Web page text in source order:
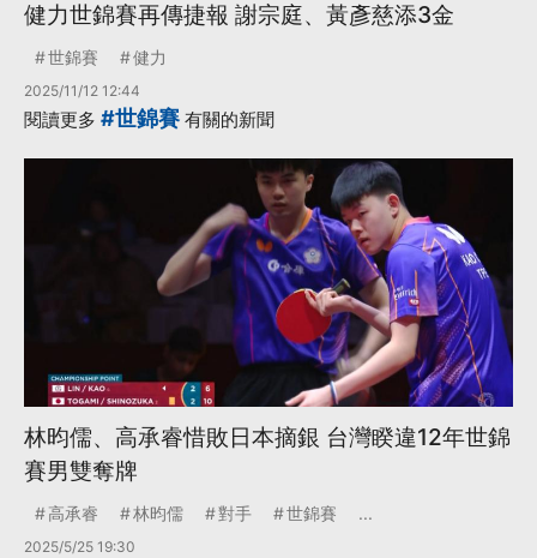
健力世錦賽再傳捷報 謝宗庭、黃彥慈添3金
世錦賽 健力
2025/11/12 12:44
閱讀更多 #世錦賽 有關的新聞
林昀儒、高承睿惜敗日本摘銀 台灣睽違12年世錦
賽男雙奪牌
高承睿 林昀儒 對手 世錦賽 ...
2025/5/25 19:30